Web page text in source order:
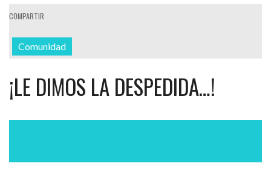
COMPARTIR
Comunidad
¡LE DIMOS LA DESPEDIDA…!